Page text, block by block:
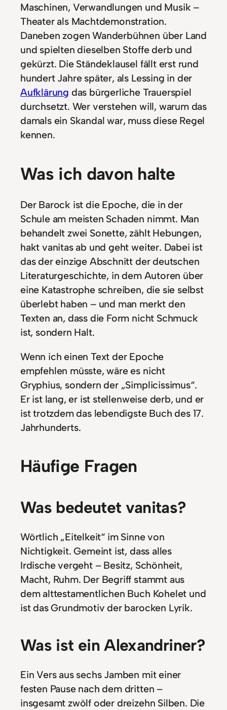
Maschinen, Verwandlungen und Musik –
Theater als Machtdemonstration.
Daneben zogen Wanderbühnen über Land
und spielten dieselben Stoffe derb und
gekürzt. Die Ständeklausel fällt erst rund
hundert Jahre später, als Lessing in der
Aufklärung das bürgerliche Trauerspiel
durchsetzt. Wer verstehen will, warum das
damals ein Skandal war, muss diese Regel
kennen.
Was ich davon halte
Der Barock ist die Epoche, die in der
Schule am meisten Schaden nimmt. Man
behandelt zwei Sonette, zählt Hebungen,
hakt vanitas ab und geht weiter. Dabei ist
das der einzige Abschnitt der deutschen
Literaturgeschichte, in dem Autoren über
eine Katastrophe schreiben, die sie selbst
überlebt haben – und man merkt den
Texten an, dass die Form nicht Schmuck
ist, sondern Halt.
Wenn ich einen Text der Epoche
empfehlen müsste, wäre es nicht
Gryphius, sondern der „Simplicissimus“.
Er ist lang, er ist stellenweise derb, und er
ist trotzdem das lebendigste Buch des 17.
Jahrhunderts.
Häufige Fragen
Was bedeutet vanitas?
Wörtlich „Eitelkeit“ im Sinne von
Nichtigkeit. Gemeint ist, dass alles
Irdische vergeht – Besitz, Schönheit,
Macht, Ruhm. Der Begriff stammt aus
dem alttestamentlichen Buch Kohelet und
ist das Grundmotiv der barocken Lyrik.
Was ist ein Alexandriner?
Ein Vers aus sechs Jamben mit einer
festen Pause nach dem dritten –
insgesamt zwölf oder dreizehn Silben. Die